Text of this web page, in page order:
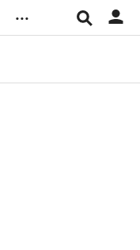
...